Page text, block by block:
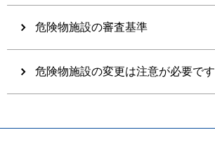
危険物施設の審査基準
危険物施設の変更は注意が必要です